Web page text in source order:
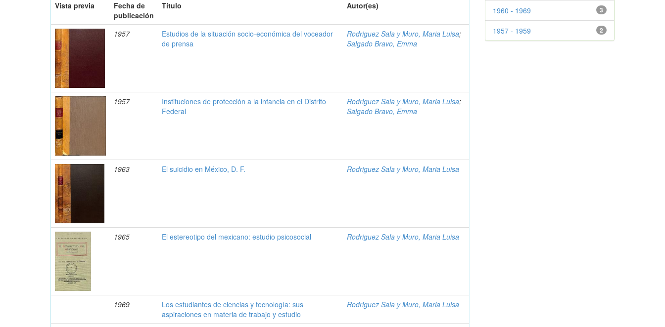
Vista previa
Fecha de
publicación
Título Autor(es)
1957
Estudios de la situación socio-económica del voceador
de prensa
Rodriguez Sala y Muro, Maria Luisa;
Salgado Bravo, Emma
1957
Instituciones de protección a la infancia en el Distrito
Federal
Rodriguez Sala y Muro, Maria Luisa;
Salgado Bravo, Emma
1963 El suicidio en México, D. F. Rodriguez Sala y Muro, Maria Luisa
1965 El estereotipo del mexicano: estudio psicosocial Rodriguez Sala y Muro, Maria Luisa
1969
Los estudiantes de ciencias y tecnología: sus
aspiraciones en materia de trabajo y estudio
Rodriguez Sala y Muro, Maria Luisa
3
1960 - 1969
2
1957 - 1959